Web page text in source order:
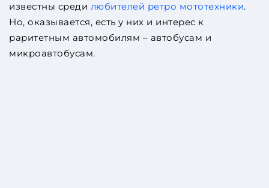
известны среди любителей ретро мототехники.
Но, оказывается, есть у них и интерес к
раритетным автомобилям – автобусам и
микроавтобусам.